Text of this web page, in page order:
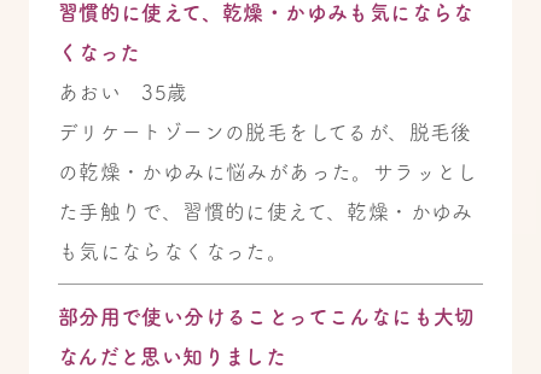
習慣的に使えて、乾燥・かゆみも気にならな
くなった
あおい 35歳
デリケートゾーンの脱毛をしてるが、脱毛後
の乾燥・かゆみに悩みがあった。サラッとし
た手触りで、習慣的に使えて、乾燥・かゆみ
も気にならなくなった。
部分用で使い分けることってこんなにも大切
なんだと思い知りました